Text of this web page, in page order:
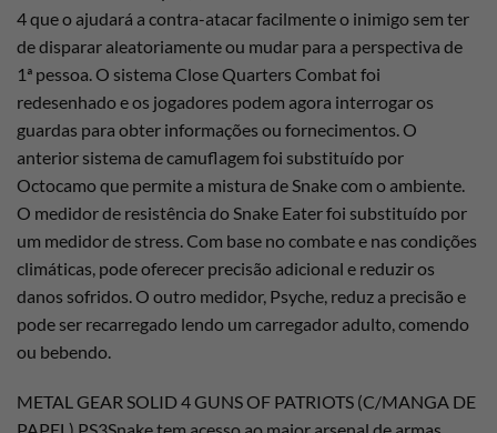
4 que o ajudará a contra-atacar facilmente o inimigo sem ter
de disparar aleatoriamente ou mudar para a perspectiva de
1ª pessoa. O sistema Close Quarters Combat foi
redesenhado e os jogadores podem agora interrogar os
guardas para obter informações ou fornecimentos. O
anterior sistema de camuflagem foi substituído por
Octocamo que permite a mistura de Snake com o ambiente.
O medidor de resistência do Snake Eater foi substituído por
um medidor de stress. Com base no combate e nas condições
climáticas, pode oferecer precisão adicional e reduzir os
danos sofridos. O outro medidor, Psyche, reduz a precisão e
pode ser recarregado lendo um carregador adulto, comendo
ou bebendo.
METAL GEAR SOLID 4 GUNS OF PATRIOTS (C/MANGA DE